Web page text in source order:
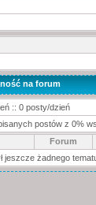
na forum
:: 0 posty/dzień
postów z 0%
Forum
jeszcze żadnego